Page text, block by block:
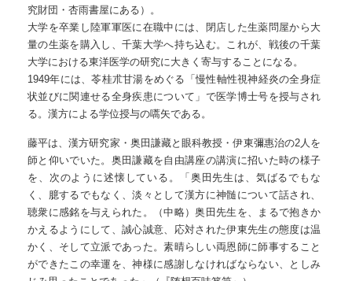
究財団・杏雨書屋にある）。
大学を卒業し陸軍軍医に在職中には、閉店した生薬問屋から大
量の生薬を購入し、千葉大学へ持ち込む。これが、戦後の千葉
大学における東洋医学の研究に大きく寄与することになる。
1949年には、苓桂朮甘湯をめぐる「慢性軸性視神経炎の全身症
状並びに関連せる全身疾患について」で医学博士号を授与され
る。漢方による学位授与の嚆矢である。
藤平は、漢方研究家・奥田謙藏と眼科教授・伊東彌惠治の2人を
師と仰いでいた。奥田謙藏を自由講座の講演に招いた時の様子
を、次のように述懐している。「奥田先生は、気ばるでもな
く、臆するでもなく、淡々として漢方に神髄について話され、
聴衆に感銘を与えられた。（中略）奥田先生を、まるで抱きか
かえるようにして、誠心誠意、応対された伊東先生の態度は温
かく、そして立派であった。素晴らしい両恩師に師事すること
ができたこの幸運を、神様に感謝しなければならない、としみ